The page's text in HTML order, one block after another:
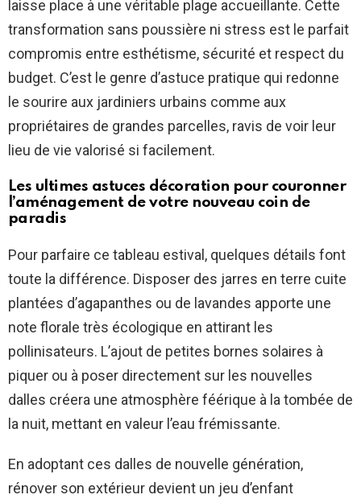
laisse place à une véritable plage accueillante. Cette
transformation sans poussière ni stress est le parfait
compromis entre esthétisme, sécurité et respect du
budget. C’est le genre d’astuce pratique qui redonne
le sourire aux jardiniers urbains comme aux
propriétaires de grandes parcelles, ravis de voir leur
lieu de vie valorisé si facilement.
Les ultimes astuces décoration pour couronner
l’aménagement de votre nouveau coin de
paradis
Pour parfaire ce tableau estival, quelques détails font
toute la différence. Disposer des jarres en terre cuite
plantées d’agapanthes ou de lavandes apporte une
note florale très écologique en attirant les
pollinisateurs. L’ajout de petites bornes solaires à
piquer ou à poser directement sur les nouvelles
dalles créera une atmosphère féérique à la tombée de
la nuit, mettant en valeur l’eau frémissante.
En adoptant ces dalles de nouvelle génération,
rénover son extérieur devient un jeu d’enfant